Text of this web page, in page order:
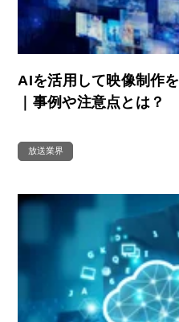
AIを活用して映像制作
｜事例や注意点とは？
放送業界